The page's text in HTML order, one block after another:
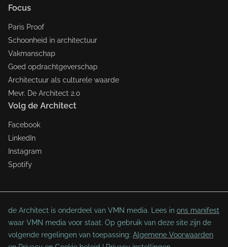
Focus
Paris Proof
Schoonheid in architectuur
Vakmanschap
Goed opdrachtgeverschap
Architectuur als culturele waarde
Mevr. De Architect 2.0
Volg de Architect
Facebook
LinkedIn
Instagram
Spotify
de Architect is onderdeel van VMN media. Lees in ons manifest
waar VMN media voor staat. Op gebruik van deze site zijn de
volgende regelingen van toepassing: Algemene Voorwaarden